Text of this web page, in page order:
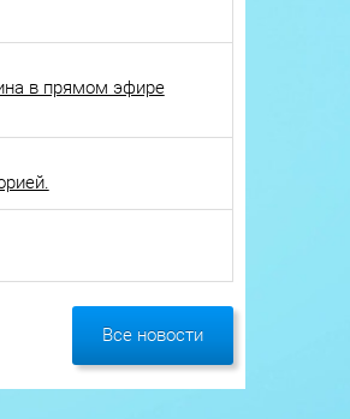
в прямом эфире
Все новости